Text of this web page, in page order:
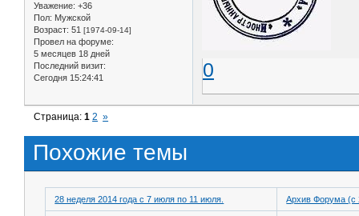
Уважение: +36
Пол: Мужской
Возраст: 51 [1974-09-14]
Провел на форуме:
5 месяцев 18 дней
Последний визит:
Сегодня 15:24:41
0
Страница:1 2 »
Похожие темы
28 неделя 2014 года с 7 июля по 11 июля. Архив Форума (с